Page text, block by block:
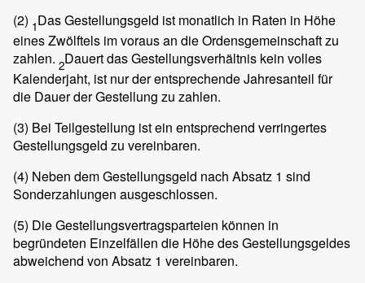
(2) 1Das Gestellungsgeld ist monatlich in Raten in Höhe
eines Zwölftels im voraus an die Ordensgemeinschaft zu
zahlen. 2Dauert das Gestellungsverhältnis kein volles
Kalenderjaht, ist nur der entsprechende Jahresanteil für
die Dauer der Gestellung zu zahlen.
(3) Bei Teilgestellung ist ein entsprechend verringertes
Gestellungsgeld zu vereinbaren.
(4) Neben dem Gestellungsgeld nach Absatz 1 sind
Sonderzahlungen ausgeschlossen.
(5) Die Gestellungsvertragsparteien können in
begründeten Einzelfällen die Höhe des Gestellungsgeldes
abweichend von Absatz 1 vereinbaren.